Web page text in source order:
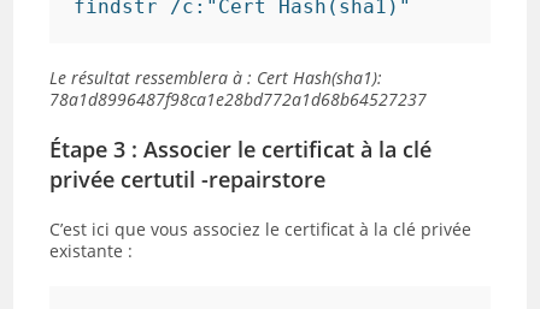
Le résultat ressemblera à : Cert Hash(sha1):
78a1d8996487f98ca1e28bd772a1d68b64527237
Étape 3 : Associer le certificat à la clé
privée certutil -repairstore
C’est ici que vous associez le certificat à la clé privée
existante :